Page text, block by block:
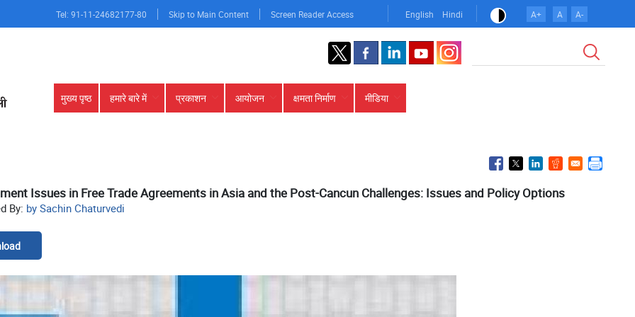
Tel: 91-11-24682177-80 Skip to Main Content Screen Reader Access English Hindi A+ A A-
Main
मुख्य पृष्ठ हमारे बारे में प्रकाशन आयोजन क्षमता निर्माण मीडिया
Issues in Free Trade Agreements in Asia and the Post-Cancun Challenges: Issues and Policy Options
By: by Sachin Chaturvedi